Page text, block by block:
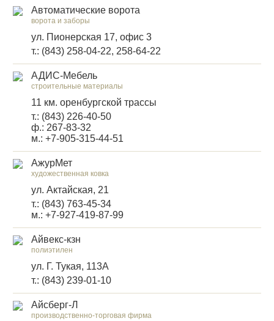
Автоматические ворота
ворота и заборы
ул. Пионерская 17, офис 3
т.: (843) 258-04-22, 258-64-22
АДИС-Мебель
строительные материалы
11 км. оренбургской трассы
т.: (843) 226-40-50
ф.: 267-83-32
м.: +7-905-315-44-51
АжурМет
художественная ковка
ул. Актайская, 21
т.: (843) 763-45-34
м.: +7-927-419-87-99
Айвекс-кзн
полиэтилен
ул. Г. Тукая, 113А
т.: (843) 239-01-10
Айсберг-Л
производственно-торговая фирма